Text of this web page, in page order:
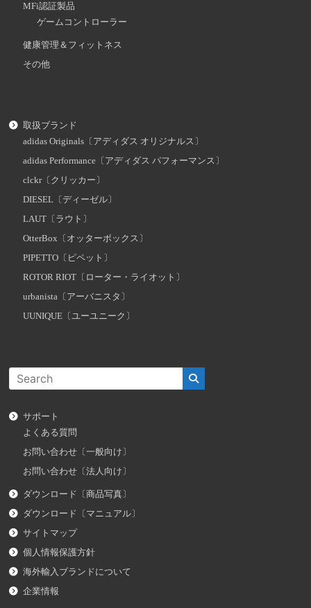
MFi認証製品
ゲームコントローラー
健康管理＆フィットネス
その他
取扱ブランド
adidas Originals〔アディダス オリジナルス〕
adidas Performance〔アディダス パフォーマンス〕
clckr〔クリッカー〕
DIESEL〔ディーゼル〕
LAUT〔ラウト〕
OtterBox〔オッターボックス〕
PIPETTO〔ピペット〕
ROTOR RIOT〔ローター・ライオット〕
urbanista〔アーバニスタ〕
UUNIQUE〔ユーユニーク〕
サポート
よくある質問
お問い合わせ〔一般向け〕
お問い合わせ〔法人向け〕
ダウンロード〔商品写真〕
ダウンロード〔マニュアル〕
サイトマップ
個人情報保護方針
海外輸入ブランドについて
企業情報